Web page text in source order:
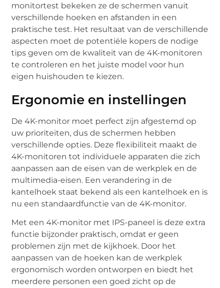
monitortest bekeken ze de schermen vanuit
verschillende hoeken en afstanden in een
praktische test. Het resultaat van de verschillende
aspecten moet de potentiële kopers de nodige
tips geven om de kwaliteit van de 4K-monitoren
te controleren en het juiste model voor hun
eigen huishouden te kiezen.
Ergonomie en instellingen
De 4K-monitor moet perfect zijn afgestemd op
uw prioriteiten, dus de schermen hebben
verschillende opties. Deze flexibiliteit maakt de
4K-monitoren tot individuele apparaten die zich
aanpassen aan de eisen van de werkplek en de
multimedia-eisen. Een verandering in de
kantelhoek staat bekend als een kantelhoek en is
nu een standaardfunctie van de 4K-monitor.
Met een 4K-monitor met IPS-paneel is deze extra
functie bijzonder praktisch, omdat er geen
problemen zijn met de kijkhoek. Door het
aanpassen van de hoeken kan de werkplek
ergonomisch worden ontworpen en biedt het
meerdere personen een goed zicht op de